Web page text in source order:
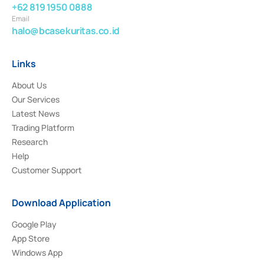
+62 819 1950 0888
Email
halo@bcasekuritas.co.id
Links
About Us
Our Services
Latest News
Trading Platform
Research
Help
Customer Support
Download Application
Google Play
App Store
Windows App